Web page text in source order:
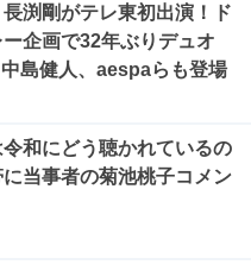
長渕剛がテレ東初出演！ド
企画で32年ぶりデュオ
島健人、aespaらも登場
和にどう聴かれているの
当事者の菊池桃子コメン